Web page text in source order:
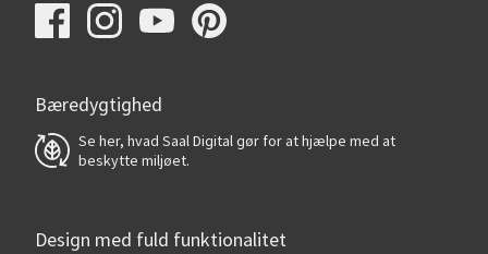
Bæredygtighed
Se her, hvad Saal Digital gør for at hjælpe med at
beskytte miljøet.
Design med fuld funktionalitet